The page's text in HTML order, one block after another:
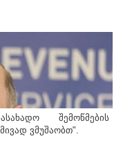
შემოწმების
ვმუშაობთ".